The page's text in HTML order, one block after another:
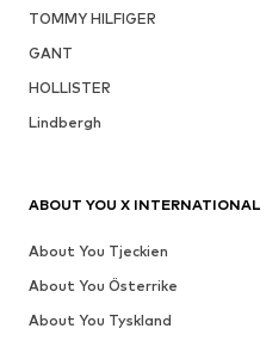
TOMMY HILFIGER
GANT
HOLLISTER
Lindbergh
ABOUT YOU X INTERNATIONAL
About You Tjeckien
About You Österrike
About You Tyskland